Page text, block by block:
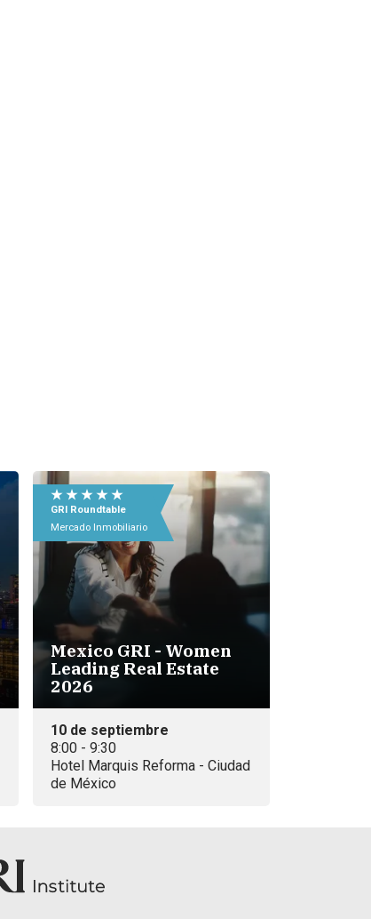
★ ★ ★ ★ ★
GRI Roundtable
Mercado Inmobiliario
Mexico GRI - Women
Leading Real Estate
2026
10 de septiembre
8:00 - 9:30
Hotel Marquis Reforma - Ciudad
de México